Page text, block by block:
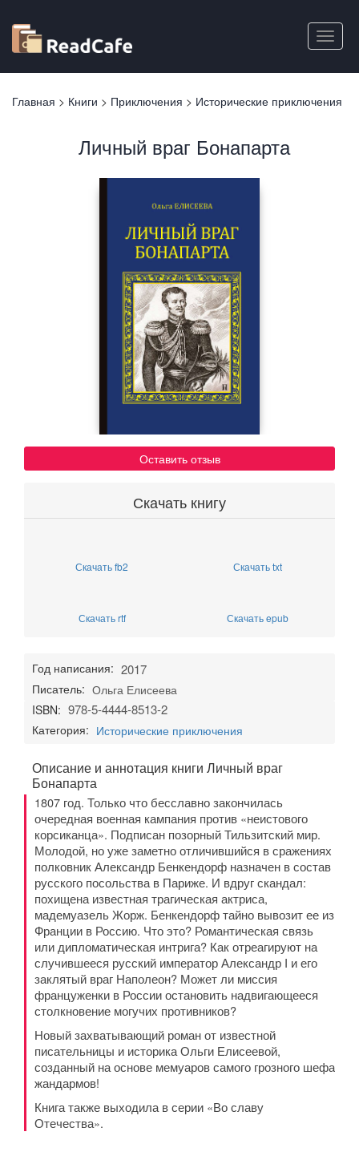
основному
содержанию
Toggle
Вы
Главная > Книги > Приключения > Исторические приключения
Личный враг Бонапарта
Оставить отзыв
Скачать книгу
Скачать fb2 Скачать txt
Скачать rtf Скачать epub
Год написания: 2017
Писатель: Ольга Елисеева
ISBN: 978-5-4444-8513-2
Категория: Исторические приключения
Описание и аннотация книги Личный враг
Бонапарта
1807 год. Только что бесславно закончилась
очередная военная кампания против «неистового
корсиканца». Подписан позорный Тильзитский мир.
Молодой, но уже заметно отличившийся в сражениях
полковник Александр Бенкендорф назначен в состав
русского посольства в Париже. И вдруг скандал:
похищена известная трагическая актриса,
мадемуазель Жорж. Бенкендорф тайно вывозит ее из
Франции в Россию. Что это? Романтическая связь
или дипломатическая интрига? Как отреагируют на
случившееся русский император Александр I и его
заклятый враг Наполеон? Может ли миссия
француженки в России остановить надвигающееся
столкновение могучих противников?
Новый захватывающий роман от известной
писательницы и историка Ольги Елисеевой,
созданный на основе мемуаров самого грозного шефа
жандармов!
Книга также выходила в серии «Во славу
Отечества».